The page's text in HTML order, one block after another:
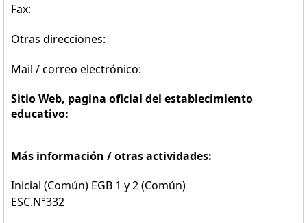
Fax:
Otras direcciones:
Mail / correo electrónico:
Sitio Web, pagina oficial del establecimiento
educativo:
Más información / otras actividades:
Inicial (Común) EGB 1 y 2 (Común)
ESC.N°332